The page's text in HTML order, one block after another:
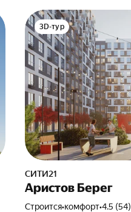
3D-тур
СИТИ21
Аристов Берег
Строится•комфорт•4.5 (54)